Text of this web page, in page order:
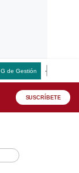
G de Gestión
SUSCRÍBETE